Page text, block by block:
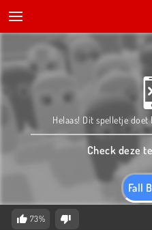
Fall
Helaas! Dit spelletje
Check deze
73%